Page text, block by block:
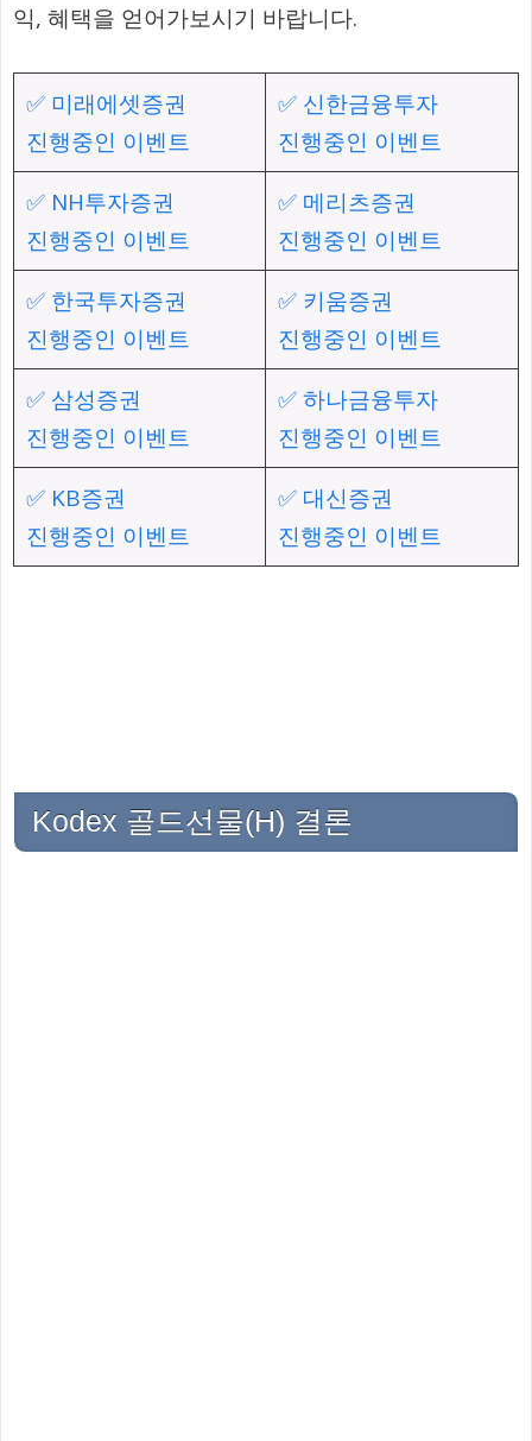
익, 혜택을 얻어가보시기 바랍니다.
✅ 미래에셋증권
진행중인 이벤트
✅ 신한금융투자
진행중인 이벤트
✅ NH투자증권
진행중인 이벤트
✅ 메리츠증권
진행중인 이벤트
✅ 한국투자증권
진행중인 이벤트
✅ 키움증권
진행중인 이벤트
✅ 삼성증권
진행중인 이벤트
✅ 하나금융투자
진행중인 이벤트
✅ KB증권
진행중인 이벤트
✅ 대신증권
진행중인 이벤트
Kodex 골드선물(H) 결론